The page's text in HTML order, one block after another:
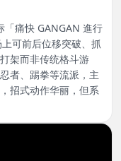
痛快 GANGAN 進行
可前后位移突破、抓
架而非传统格斗游
者、踢拳等流派，主
招式动作华丽，但系